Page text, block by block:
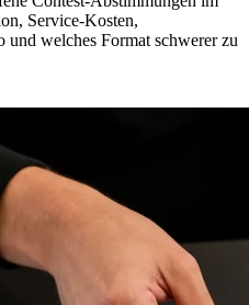
Service-Kosten,
welches Format schwerer zu